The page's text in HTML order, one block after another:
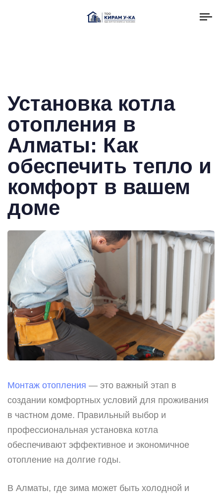
Установка котла
отопления в
Алматы: Как
обеспечить тепло и
комфорт в вашем
доме
Монтаж отопления — это важный этап в
создании комфортных условий для проживания
в частном доме. Правильный выбор и
профессиональная установка котла
обеспечивают эффективное и экономичное
отопление на долгие годы.
В Алматы, где зима может быть холодной и